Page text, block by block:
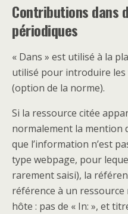
Contributions dans
périodiques
« Dans » est utilisé à la
utilisé pour introduire
(option de la norme).
Si la ressource citée
normalement la mention
que l’information n’est
type webpage, pour
rarement saisi), la
référence à un ressource
hôte : pas de « In: », et